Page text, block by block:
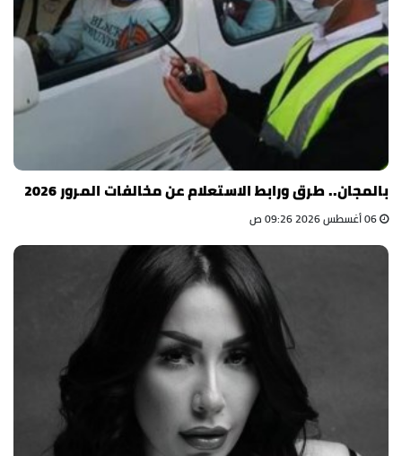
بالمجان.. طرق ورابط الاستعلام عن مخالفات المرور 2026